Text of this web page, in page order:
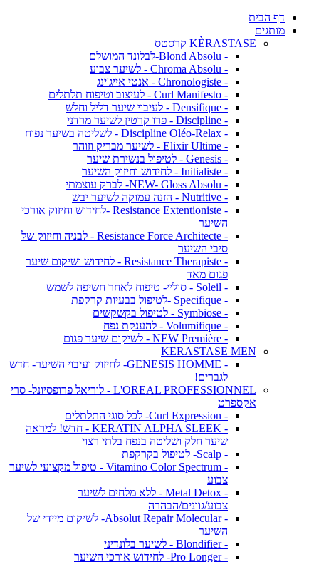
דף הבית
מותגים
KÈRASTASE קרסטס
- Blond Absolu-לבלונד המושלם
- Chroma Absolu - לשיער צבוע
- Chronologiste - אנטי אייג'ינג
- Curl Manifesto - לעיצוב וטיפוח תלתלים
- Densifique - לעיבוי שיער דליל וחלש
- Discipline - פרו קרטין לשיער מרדני
- Discipline Oléo-Relax - לשליטה בשיער נפוח
- Elixir Ultime - לשיער מבריק וזוהר
- Genesis - לטיפול בנשירת שיער
- Initialiste - לחידוש וחיזוק השיער
- NEW- Gloss Absolu- לברק עוצמתי
- Nutritive - הזנה עמוקה לשיער יבש
- Resistance Extentioniste -לחידוש וחיזוק אורכי
השיער
- Resistance Force Architecte - לבניה וחיזוק של
סיבי השיער
- Resistance Therapiste - לחידוש ושיקום שיער
פגום מאד
- Soleil - סוליי- טיפוח לאחר חשיפה לשמש
- Specifique -לטיפול בבעיות קרקפת
- Symbiose - לטיפול בקשקשים
- Volumifique - להענקת נפח
- NEW Première - לשיקום שיער פגום
KERASTASE MEN
- GENESIS HOMME- לחיזוק ועיבוי השיער- חדש
לגברים!
L'OREAL PROFESSIONNEL - לוריאל פרופסיונל- סרי
אקספרט
- Curl Expression- לכל סוגי התלתלים
- KERATIN ALPHA SLEEK - חדש! למראה
שיער חלק ושליטה בנפח בלתי רצוי
- Scalp- לטיפול בקרקפת
- Vitamino Color Spectrum - טיפול מקצועי לשיער
צבוע
- Metal Detox - ללא מלחים לשיער
צבוע/גוונים/הבהרה
- Absolut Repair Molecular- לשיקום מיידי של
השיער
- Blondifier - לשיער בלונדיני
- Pro Longer- לחידוש אורכי השיער